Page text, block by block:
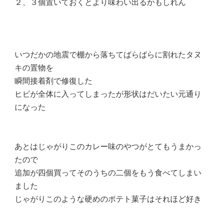
２、３個置いておくとより味わい出るかもしれん
いつだかの地震で棚から落ちてばらばらに割れたタヌ
キの置物を
瞬間接着剤で修復した
ヒビが全体に入ってしまったが形状はだいたい元通り
になった
あとはじゃがりこのカレー味のやつがとてもうまかっ
たので
追加が四個買ってそのうちの二個をもう食べてしまい
ました
じゃがりこのような硬めのポテト菓子はそれほど好き